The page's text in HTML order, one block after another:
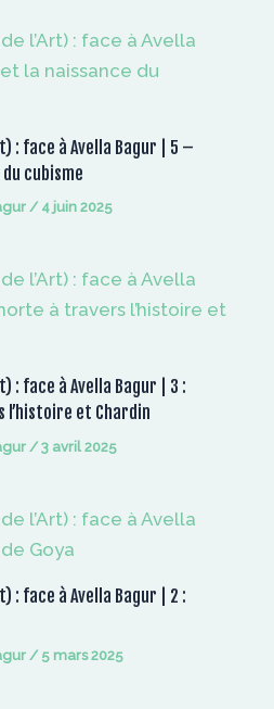
: face à Avella Bagur | 5 –
cubisme
/ 4 juin 2025
: face à Avella Bagur | 3 :
et Chardin
/3 avril 2025
: face à Avella Bagur | 2 :
/ 5 mars 2025